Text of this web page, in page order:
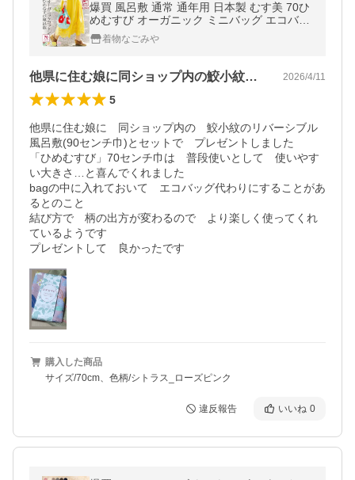
爆買 風呂敷 通常 通年用 日本製 むす美 70ひ
めむすび オーガニック ミニバッグ エコバッ
グ 菓子折 瓶包み 女性 男性
着物なごみや
他県に住む娘に同ショップ内の鮫小紋のリ… 2026/4/11
5
他県に住む娘に　同ショップ内の　鮫小紋のリバーシブル
風呂敷(90センチ巾)とセットで　プレゼントしました
「ひめむすび」70センチ巾は　普段使いとして　使いやす
い大きさ…と喜んでくれました
bagの中に入れておいて　エコバッグ代わりにすることがあ
るとのこと
結び方で　柄の出方が変わるので　より楽しく使ってくれ
ているようです
プレゼントして　良かったです
購入した商品
サイズ/70cm、色柄/シトラス_ローズピンク
違反報告 いいね 0